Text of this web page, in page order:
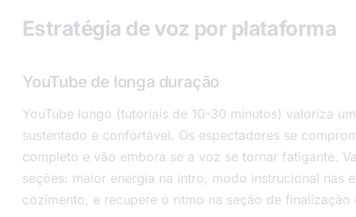
Estratégia de voz por plataforma
YouTube de longa duração
YouTube longo (tutoriais de 10-30 minutos) valoriza
sustentado e confortável. Os espectadores se
completo e vão embora se a voz se tornar fatigante.
seções: maior energia na intro, modo instrucional nas
cozimento, e recupere o ritmo na seção de finalização